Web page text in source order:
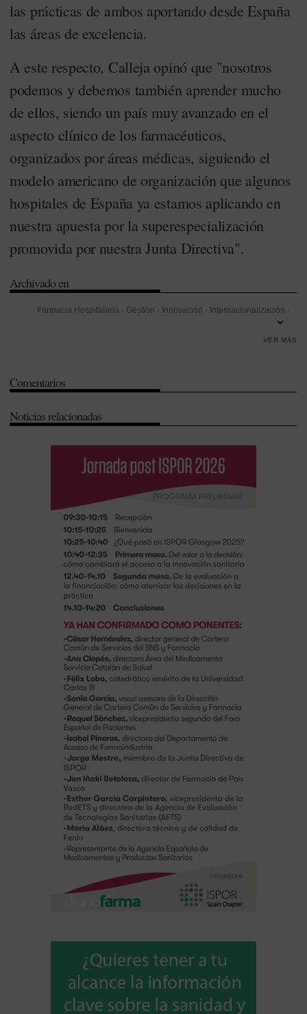
las prácticas de ambos aportando desde España
las áreas de excelencia.
A este respecto, Calleja opinó que "nosotros
podemos y debemos también aprender mucho
de ellos, siendo un país muy avanzado en el
aspecto clínico de los farmacéuticos,
organizados por áreas médicas, siguiendo el
modelo americano de organización que algunos
hospitales de España ya estamos aplicando en
nuestra apuesta por la superespecialización
promovida por nuestra Junta Directiva".
Archivado en
Farmacia Hospitalaria - Gestión - Innovación - Internacionalización -
VER MÁS
Comentarios
Noticias relacionadas